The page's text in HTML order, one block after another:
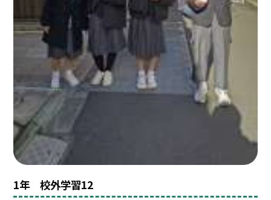
1年 校外学習12